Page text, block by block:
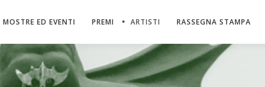
MOSTRE ED EVENTI PREMI ARTISTI RASSEGNA STAMPA